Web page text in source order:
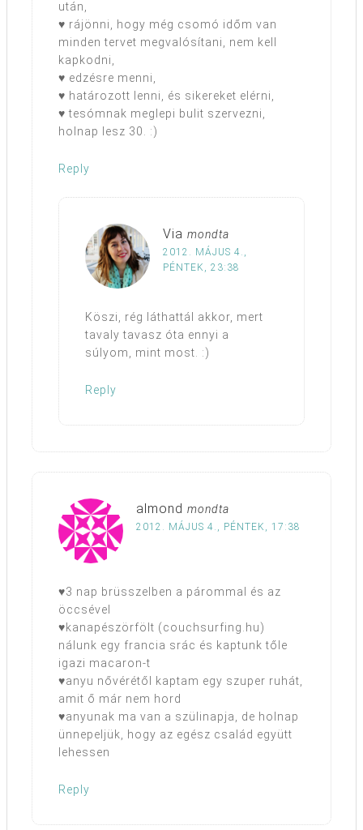
után,
♥ rájönni, hogy még csomó időm van
minden tervet megvalósítani, nem kell
kapkodni,
♥ edzésre menni,
♥ határozott lenni, és sikereket elérni,
♥ tesómnak meglepi bulit szervezni,
holnap lesz 30. :)
Reply
Via mondta
2012. MÁJUS 4.,
PÉNTEK, 23:38
Köszi, rég láthattál akkor, mert
tavaly tavasz óta ennyi a
súlyom, mint most. :)
Reply
almond mondta
2012. MÁJUS 4., PÉNTEK, 17:38
♥3 nap brüsszelben a párommal és az
öccsével
♥kanapészörfölt (couchsurfing.hu)
nálunk egy francia srác és kaptunk tőle
igazi macaron-t
♥anyu nővérétől kaptam egy szuper ruhát,
amit ő már nem hord
♥anyunak ma van a szülinapja, de holnap
ünnepeljük, hogy az egész család együtt
lehessen
Reply